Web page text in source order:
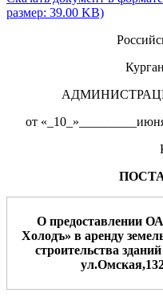
размер: 39.00 KB)
от
О предоставлении
Холодъ» в аренду
строительства здани
ул.